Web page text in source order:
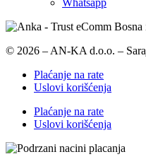
© 2026 – AN-KA d.o.o. –
Plaćanje na rate
Uslovi korišćenja
Plaćanje na rate
Uslovi korišćenja